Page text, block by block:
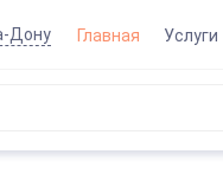
Дону Главная Услуги